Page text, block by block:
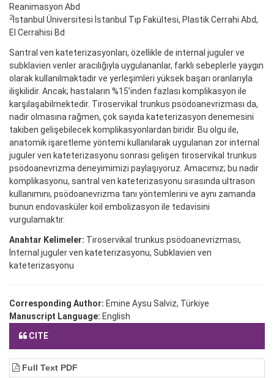
Reanimasyon Abd
2İstanbul Üniversitesi İstanbul Tıp Fakültesi, Plastik Cerrahi Abd,
El Cerrahisi Bd
Santral ven kateterizasyonları, özellikle de internal juguler ve
subklavien venler aracılığıyla uygulananlar, farklı sebeplerle yaygın
olarak kullanılmaktadır ve yerleşimleri yüksek başarı oranlarıyla
ilişkilidir. Ancak; hastaların %15’inden fazlası komplikasyon ile
karşılaşabilmektedir. Tiroservikal trunkus psödoanevrizması da,
nadir olmasına rağmen, çok sayıda kateterizasyon denemesini
takiben gelişebilecek komplikasyonlardan biridir. Bu olgu ile,
anatomik işaretleme yöntemi kullanılarak uygulanan zor internal
juguler ven kateterizasyonu sonrası gelişen tiroservikal trunkus
psödoanevrizma deneyimimizi paylaşıyoruz. Amacımız; bu nadir
komplikasyonu, santral ven kateterizasyonu sırasında ultrason
kullanımını, psödoanevrizma tanı yöntemlerini ve aynı zamanda
bunun endovasküler koil embolizasyon ile tedavisini
vurgulamaktır.
Anahtar Kelimeler: Tiroservikal trunkus psödoanevrizması,
İnternal juguler ven kateterizasyonu, Subklavien ven
kateterizasyonu
Corresponding Author: Emine Aysu Salviz, Türkiye
Manuscript Language: English
CITE
Full Text PDF